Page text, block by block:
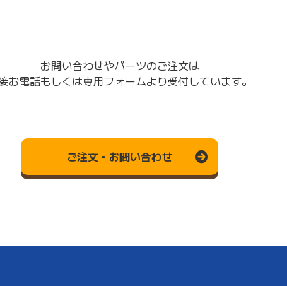
お問い合わせやパーツのご注文は
お電話もしくは専用フォームより受付しています。
ご注文・お問い合わせ